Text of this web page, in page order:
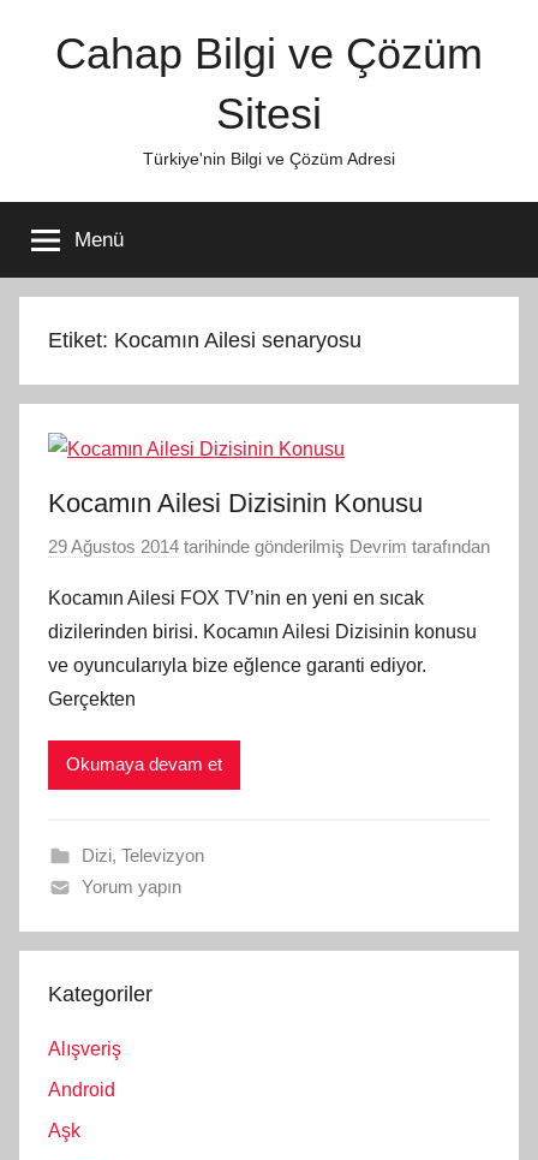
Cahap Bilgi ve Çözüm
Sitesi
Türkiye'nin Bilgi ve Çözüm Adresi
Menü
Etiket: Kocamın Ailesi senaryosu
Kocamın Ailesi Dizisinin Konusu
29 Ağustos 2014 tarihinde gönderilmiş Devrim tarafından
Kocamın Ailesi FOX TV’nin en yeni en sıcak
dizilerinden birisi. Kocamın Ailesi Dizisinin konusu
ve oyuncularıyla bize eğlence garanti ediyor.
Gerçekten
Okumaya devam et
Dizi, Televizyon
Yorum yapın
Kategoriler
Alışveriş
Android
Aşk